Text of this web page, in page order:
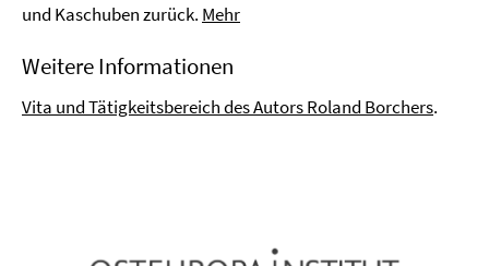
und Kaschuben zurück. Mehr
Weitere Informationen
Vita und Tätigkeitsbereich des Autors Roland Borchers.